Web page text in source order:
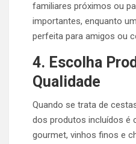
familiares próximos ou
importantes, enquanto
perfeita para amigos ou
4. Escolha
Qualidade
Quando se trata de
dos produtos incluídos é
gourmet, vinhos finos e